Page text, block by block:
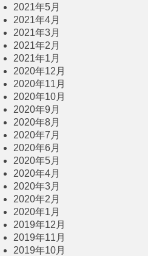
2021年5月
2021年4月
2021年3月
2021年2月
2021年1月
2020年12月
2020年11月
2020年10月
2020年9月
2020年8月
2020年7月
2020年6月
2020年5月
2020年4月
2020年3月
2020年2月
2020年1月
2019年12月
2019年11月
2019年10月